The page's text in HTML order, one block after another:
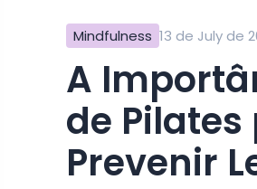
Mindfulness 13 de July de
A Importância do Alongamento na Prática
de
Prevenir